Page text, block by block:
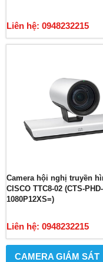
CAMERA GIÁM SÁT
Liên hệ: 0948232215
Camera hội nghị truyền
CISCO TTC8-02 (CTS-PHD-
1080P12XS=)
Liên hệ: 0948232215